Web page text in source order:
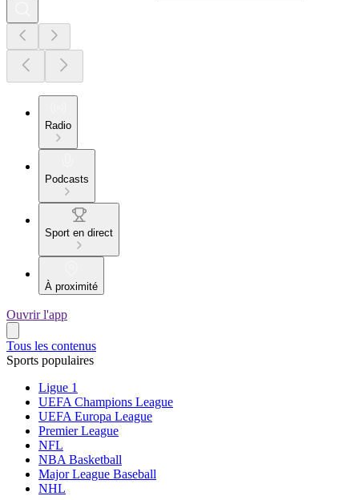
Radio
Podcasts
Sport en direct
À proximité
Ouvrir l'app
Tous les contenus
Sports populaires
Ligue 1
UEFA Champions League
UEFA Europa League
Premier League
NFL
NBA Basketball
Major League Baseball
NHL